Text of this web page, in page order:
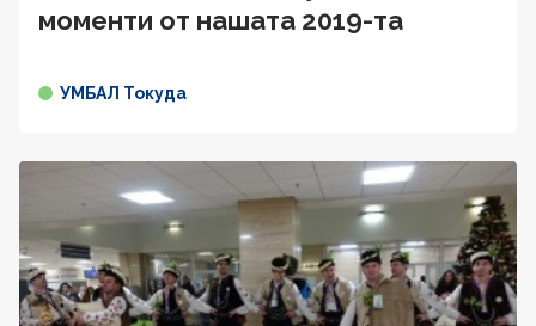
моменти от нашата 2019-та
УМБАЛ Токуда